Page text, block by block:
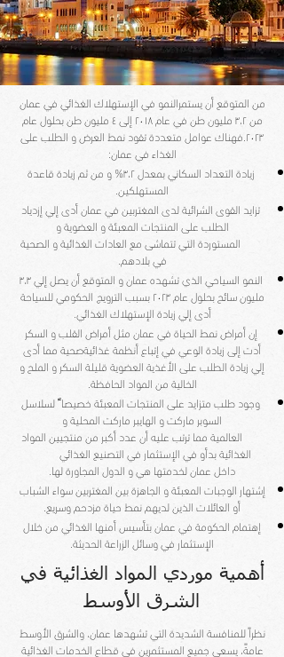
من المتوقع أن يستمرالنمو في الإستهلاك الغذائي في عمان
من ٣،٢ مليون طن في عام ٢٠١٨ إلى ٤ مليون طن بحلول عام
٢٠٢٣.فهناك عوامل متعددة تقود نمط العرض و الطلب على
الغذاء في عمان:
زيادة التعداد السكاني بمعدل ٣،٢% و من ثم زيادة قاعدة
المستهلكين.
تزايد القوى الشرائية لدى المغتربين في عمان أدى إلي إزدياد
الطلب على المنتجات المعبئة و العضوية و
المستوردة التي تتماشى مع العادات الغذائية و الصحية
في بلادهم.
النمو السياحي الذي تشهده عمان و المتوقع أن يصل إلي ٣،٣
مليون سائح بحلول عام ٢٠٢٣ بسبب الترويج الحكومي للسياحة
أدى إلي زيادة الإستهلاك الغذائي.
إن أمراض نمط الحياة في عمان مثل أمراض القلب و السكر
أدت إلى زيادة الوعي في إتباع أنظمة غذائيةصحية مما أدى
إلي زيادة الطلب على الأغذية العضوية قليلة السكر و الملح و
الخالية من المواد الحافظة.
وجود طلب متزايد على المنتجات المعبئة خصيصاﹰ لسلاسل
السوبر ماركت و الهايبر ماركت المحلية و
العالمية مما ترتب عليه أن عدد أكبر من منتجيين المواد
الغذائية بدأو في الإستثمار في التصنيع الغذائي
داخلعمان لخدمتها هي و الدول المجاورة لها.
إشتهار الوجبات المعبئة و الجاهزة بين المغتربين سواء الشباب
أو العائلات الذين لديهم نمط حياة مزدحم وسريع.
إهتمام الحكومة في عمان بتأسيس أمنها الغذائي من خلال
الإستثمار في وسائل الزراعة الحديثة.
أهمية موردي المواد الغذائية في
الشرق الأوسط
نظراً للمنافسة الشديدة التي تشهدها عمان، والشرق الأوسط
عامةً، يسعى جميع المستثمرين في قطاع الخدمات الغذائية